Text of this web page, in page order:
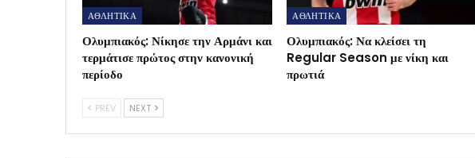
ΑΘΛΗΤΙΚΑ
Ολυμπιακός: Νίκησε την Αρμάνι και
τερμάτισε πρώτος στην κανονική
περίοδο
ΑΘΛΗΤΙΚΑ
Ολυμπιακός: Να κλείσει τη
Regular Season με νίκη και
πρωτιά
PREV NEXT